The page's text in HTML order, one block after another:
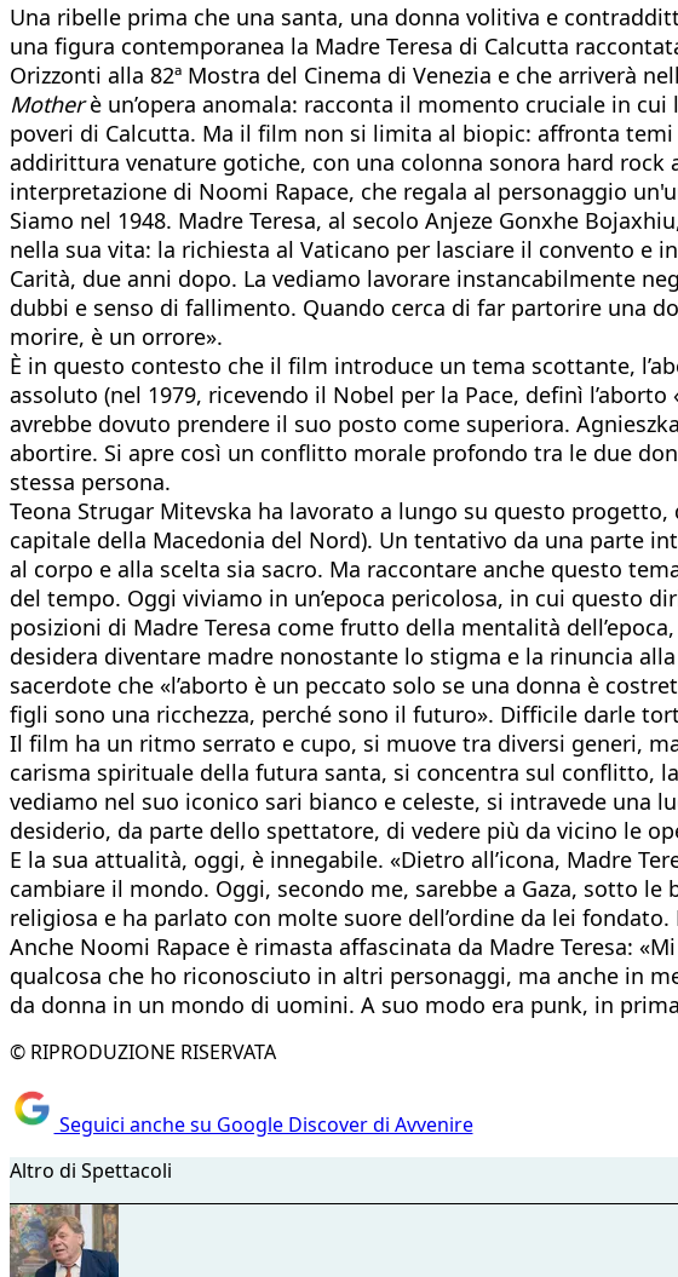
Una ribelle prima che una santa, una donna volitiva e
una figura contemporanea la Madre Teresa di Calcutta
Orizzonti alla 82ª Mostra del Cinema di Venezia e che arriverà
Motherè un’opera anomala: racconta il momento cruciale in
poveri di Calcutta. Ma il film non si limita al biopic: affronta
addirittura venature gotiche, con una colonna sonora hard
interpretazione di Noomi Rapace, che regala al personaggio
Siamo nel 1948. Madre Teresa, al secolo Anjeze Gonxhe
nella sua vita: la richiesta al Vaticano per lasciare il convento e
Carità, due anni dopo. La vediamo lavorare instancabilmente
dubbi e senso di fallimento. Quando cerca di far partorire una
morire, è un orrore».
È in questo contesto che il film introduce un tema scottante,
assoluto (nel 1979, ricevendo il Nobel per la Pace, definì
avrebbe dovuto prendere il suo posto come superiora.
abortire. Si apre così un conflitto morale profondo tra le due
stessa persona.
Teona Strugar Mitevska ha lavorato a lungo su questo
capitale della Macedonia del Nord). Un tentativo da una parte
al corpo e alla scelta sia sacro. Ma raccontare anche questo
del tempo. Oggi viviamo in un’epoca pericolosa, in cui questo
posizioni di Madre Teresa come frutto della mentalità
desidera diventare madre nonostante lo stigma e la rinuncia
sacerdote che «l’aborto è un peccato solo se una donna è
figli sono una ricchezza, perché sono il futuro». Difficile darle
Il film ha un ritmo serrato e cupo, si muove tra diversi generi,
carisma spirituale della futura santa, si concentra sul conflitto,
vediamo nel suo iconico sari bianco e celeste, si intravede una
desiderio, da parte dello spettatore, di vedere più da vicino le
E la sua attualità, oggi, è innegabile. «Dietro all’icona, Madre
cambiare il mondo. Oggi, secondo me, sarebbe a Gaza, sotto
religiosa e ha parlato con molte suore dell’ordine da lei
Anche Noomi Rapace è rimasta affascinata da Madre Teresa:
qualcosa che ho riconosciuto in altri personaggi, ma anche in
da donna in un mondo di uomini. A suo modo era punk, in
© RIPRODUZIONE RISERVATA
Seguici anche su Google Discover di Avvenire
Altro di Spettacoli